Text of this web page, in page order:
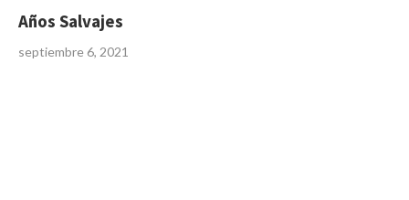
Años Salvajes
septiembre 6, 2021